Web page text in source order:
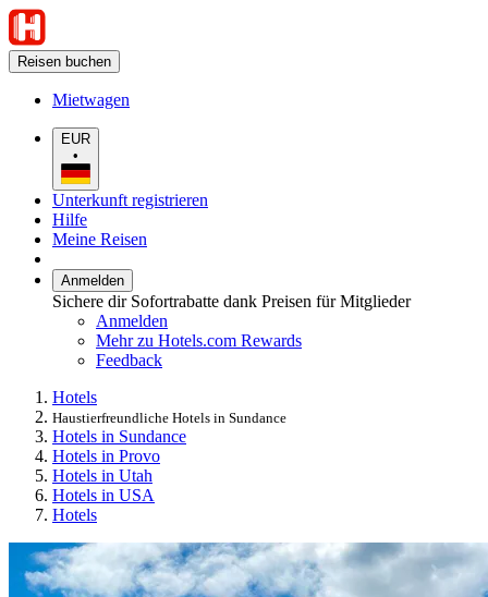
Reisen buchen
Mietwagen
EUR
•
Unterkunft registrieren
Hilfe
Meine Reisen
Anmelden
Sichere dir Sofortrabatte dank Preisen für Mitglieder
Anmelden
Mehr zu Hotels.com Rewards
Feedback
Hotels
Haustierfreundliche Hotels in Sundance
Hotels in Sundance
Hotels in Provo
Hotels in Utah
Hotels in USA
Hotels